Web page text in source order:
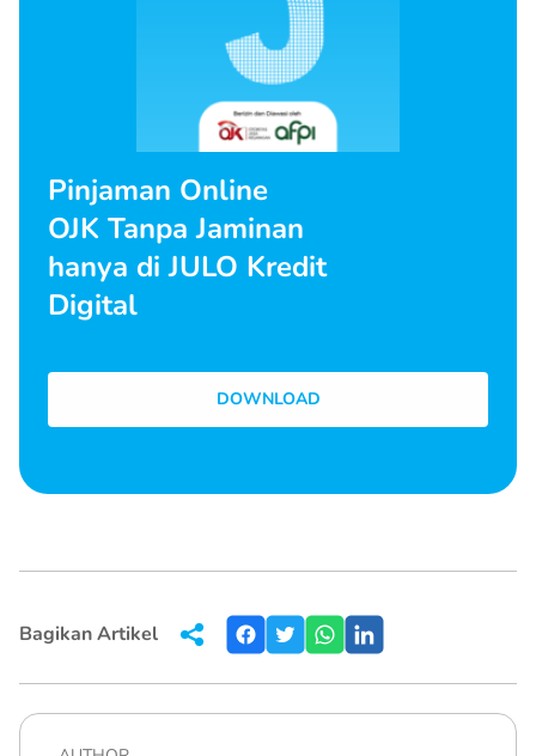
Pinjaman Online
OJK Tanpa Jaminan
hanya di JULO Kredit
Digital
DOWNLOAD
Bagikan Artikel